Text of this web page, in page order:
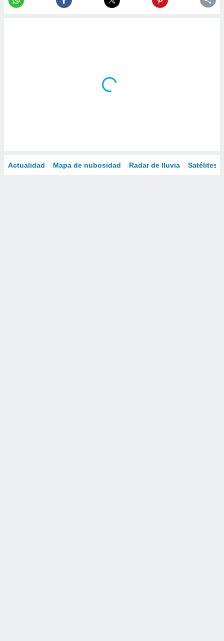
Actualidad Mapa de nubosidad Radar de lluvia Satélites